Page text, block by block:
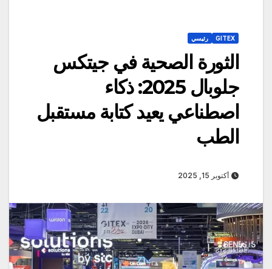
GITEX رئيسي
الثورة الصحية في جيتكس
جلوبال 2025: ذكاء
اصطناعي يعيد كتابة مستقبل
الطب
أكتوبر 15, 2025